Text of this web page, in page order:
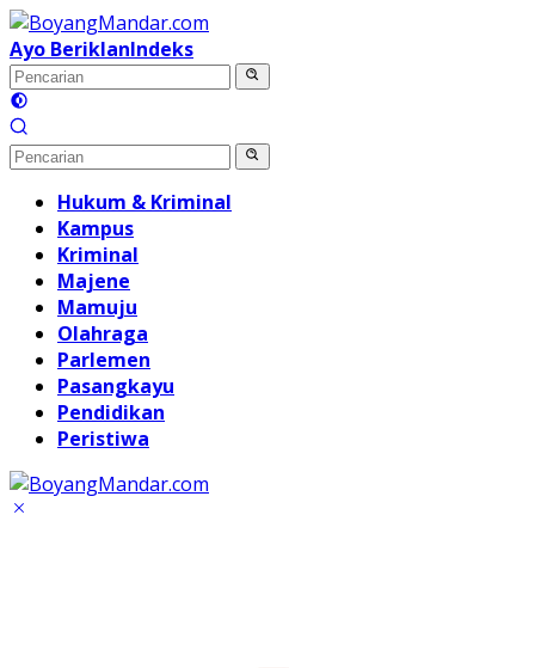
Langsung
ke
konten
Ayo BeriklanIndeks
Hukum & Kriminal
Kampus
Kriminal
Majene
Mamuju
Olahraga
Parlemen
Pasangkayu
Pendidikan
Peristiwa